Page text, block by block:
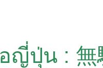
ญี่ปุ่น :